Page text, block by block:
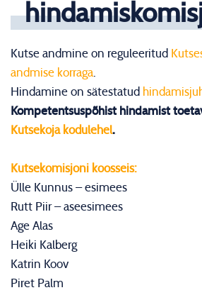
Kutse andmine on reguleeritud
andmise korraga
Hindamine on sätestatud
Kompetentsuspõhist hindamist
Kutsekoja kodulehel.
Kutsekomisjoni koosseis:
Ülle Kunnus – esimees
Rutt Piir – aseesimees
Age Alas
Heiki Kalberg
Katrin Koov
Piret Palm